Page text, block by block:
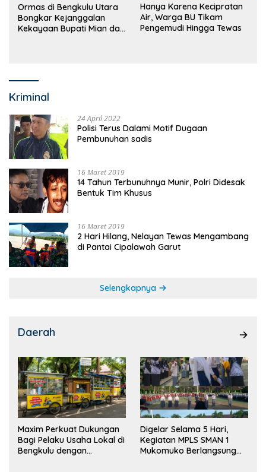
Ormas di Bengkulu Utara
Bongkar Kejanggalan
Kekayaan Bupati Mian dan
Hanya Karena Kecipratan
Air, Warga BU Tikam
Pengemudi Hingga Tewas
Kriminal
24 April 2022
Polisi Terus Dalami Motif Dugaan
Pembunuhan sadis
16 Maret 2019
14 Tahun Terbunuhnya Munir, Polri Didesak
Bentuk Tim Khusus
16 Maret 2019
2 Hari Hilang, Nelayan Tewas Mengambang
di Pantai Cipalawah Garut
Selengkapnya
Daerah
Maxim Perkuat Dukungan
Bagi Pelaku Usaha Lokal di
Bengkulu dengan
Digelar Selama 5 Hari,
Kegiatan MPLS SMAN 1
Mukomuko Berlangsung